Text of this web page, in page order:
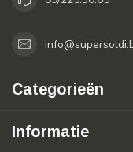
Categorieën
Informatie